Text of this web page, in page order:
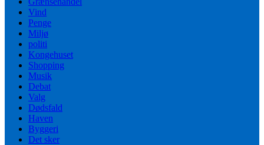
Vind
Penge
Miljø
politi
Kongehuset
Shopping
Musik
Debat
Valg
Dødsfald
Haven
Byggeri
Det sker